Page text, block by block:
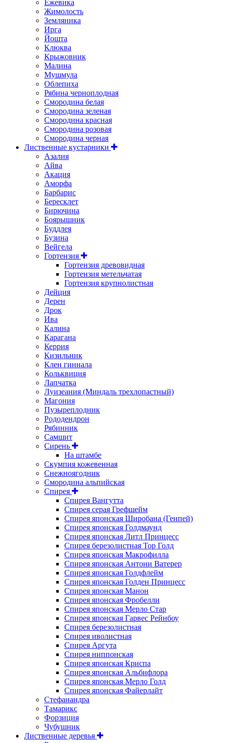
Ежевика
Жимолость
Земляника
Ирга
Йошта
Клюква
Крыжовник
Малина
Мушмула
Облепиха
Рябина черноплодная
Смородина белая
Смородина зеленая
Смородина красная
Смородина розовая
Смородина черная
Лиственные кустарники
Азалия
Айва
Акация
Аморфа
Барбарис
Бересклет
Бирючина
Боярышник
Буддлея
Бузина
Вейгела
Гортензия
Гортензия древовидная
Гортензия метельчатая
Гортензия крупнолистная
Дейция
Дерен
Дрок
Ива
Калина
Карагана
Керрия
Кизильник
Клен гиннала
Кольквиция
Лапчатка
Луизеания (Миндаль трехлопастный)
Магония
Пузыреплодник
Рододендрон
Рябинник
Самшит
Сирень
На штамбе
Скумпия кожевенная
Снежноягодник
Смородина альпийская
Спирея
Спирея Вангутта
Спирея серая Грефшейм
Спирея японская Широбана (Генпей)
Спирея японская Голдмаунд
Спирея японская Литл Принцесс
Спирея березолистная Тор Голд
Спирея японская Макрофилла
Спирея японская Антони Ватерер
Спирея японская Голдфлейм
Спирея японская Голден Принцесс
Спирея японская Манон
Спирея японская Фробелли
Спирея японская Мерло Стар
Спирея японская Гарвес Рейнбоу
Спирея березолистная
Спирея иволистная
Спирея Аргута
Спирея ниппонская
Спирея японская Криспа
Спирея японская Альбифлора
Спирея японская Мерло Голд
Спирея японская Файерлайт
Стефанандра
Тамарикс
Форзиция
Чубушник
Лиственные деревья